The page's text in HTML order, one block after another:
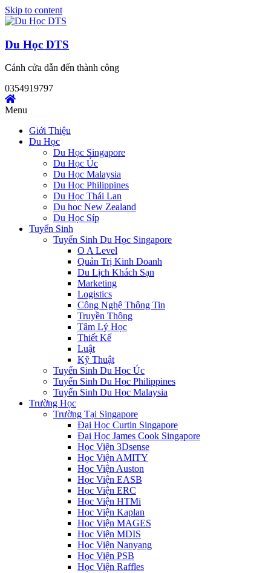
Skip to content
Du Học DTS
Cánh cửa dẫn đến thành công
0354919797
Menu
Giới Thiệu
Du Học
Du Học Singapore
Du Học Úc
Du Học Malaysia
Du Học Philippines
Du Học Thái Lan
Du học New Zealand
Du Học Síp
Tuyển Sinh
Tuyển Sinh Du Học Singapore
O A Level
Quản Trị Kinh Doanh
Du Lịch Khách Sạn
Marketing
Logistics
Công Nghệ Thông Tin
Truyền Thông
Tâm Lý Học
Thiết Kế
Luật
Kỹ Thuật
Tuyển Sinh Du Học Úc
Tuyển Sinh Du Học Philippines
Tuyển Sinh Du Học Malaysia
Trường Học
Trường Tại Singapore
Đại Học Curtin Singapore
Đại Học James Cook Singapore
Học Viện 3Dsense
Học Viện AMITY
Học Viện Auston
Học Viện EASB
Học Viện ERC
Học Viện HTMi
Học Viện Kaplan
Học Viện MAGES
Học Viện MDIS
Học Viện Nanyang
Học Viện PSB
Học Viện Raffles